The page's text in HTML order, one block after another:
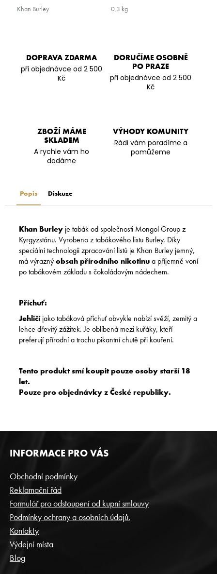
Khan Burley
0.3 kg
DOPRAVA ZDARMA
při objednávce od 2 500
Kč
DORUČÍME OSOBNĚ
PO PRAZE
při objednávce od 2 500
Kč
ZBOŽÍ MÁME
SKLADEM
A rychle vám ho
dodáme
VÝHODY KOMUNITY
Rádi vám poradíme a
pomůžeme
Popis Diskuze
Khan Burley je tabák od společnosti Mongol Group z
Kyrgyzstánu. Vyrobeno z tabákového listu Burley. Díky
speciální technologii zpracování listů je Khan Burley jemný,
má výraznýobsah přírodního nikotinua příjemně voní
po tabákovém základu s čokoládovým nádechem.
Příchuť:
Jehličíjako tabáková příchuť obvykle nabízí svěží, zemitý a
lehce dřevitý zážitek. Je oblíbená mezi kuřáky, kteří
preferují přírodní a trochu pikantní chutě při kouření.
Tento produkt smí koupit pouze osoby starší 18
let.
Pouze pro objednávky z České republiky.
Z
Á
P
A
T
Í
INFORMACE PRO VÁS
Obchodní podmínky
Reklamační řád
Formulář pro odstoupení od kupní smlouvy
Podmínky ochrany a osobních údajů.
Kontakty
Výdejní místa
Blog